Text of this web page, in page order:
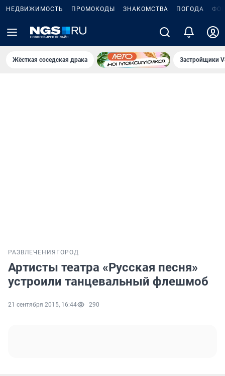
НЕДВИЖИМОСТЬ ПРОМОКОДЫ ЗНАКОМСТВА ПОГОДА
Жёсткая соседская драка Застройщики
РАЗВЛЕЧЕНИЯ ГОРОД
Артисты театра «Русская песня»
устроили танцевальный флешмоб
21 сентября 2015, 16:44 290